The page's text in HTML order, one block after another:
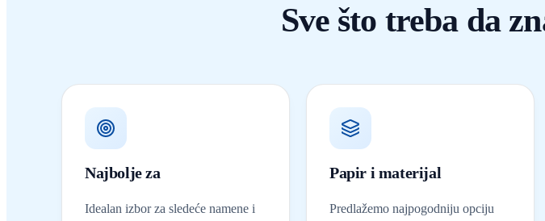
Sve što treba da
Najbolje za
Idealan izbor za sledeće namene i
Papir i materijal
Predlažemo najpogodniju opciju